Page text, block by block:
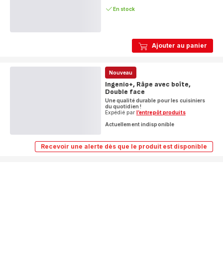
Ajouter au panier
En stock
Recevoir une alerte dès que le produit est disponible
Ingenio+,
Nouveau
Ingenio+, Râpe avec boîte,
Double face
Une qualité durable pour les cuisiniers
du quotidien !
Expédié par l’entrepôt produits
Actuellement indisponible